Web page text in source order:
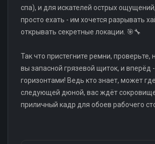
спа), и для искателей острых
просто ехать - им хочется разрывать
открывать секретные локации. 🎯🔧
Так что пристегните ремни, проверьте,
вы запасной грязевой щиток, и вперёд
горизонтами! Ведь кто знает, может
следующей дюной, вас ждёт
приличный кадр для обоев рабочего